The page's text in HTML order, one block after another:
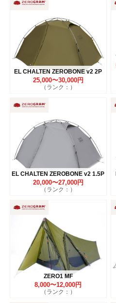
EL CHALTEN ZEROBONE v2 2P
25,000〜30,000円
（ランク：）
EL CHALTEN ZEROBONE v2 1.5P
20,000〜27,000円
（ランク：）
ZERO1 MF
8,000〜12,000円
（ランク：）